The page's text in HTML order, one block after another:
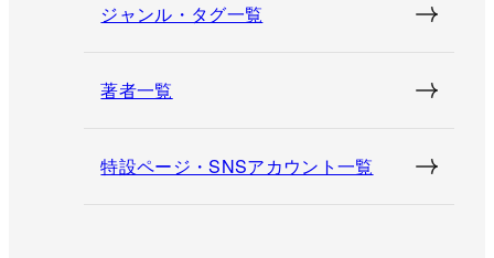
ジャンル・タグ一覧
著者一覧
特設ページ・SNSアカウント一覧